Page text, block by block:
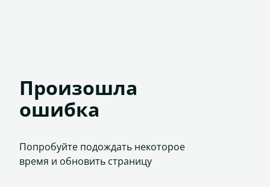
Произошла
ошибка
Попробуйте подождать некоторое
время и обновить страницу